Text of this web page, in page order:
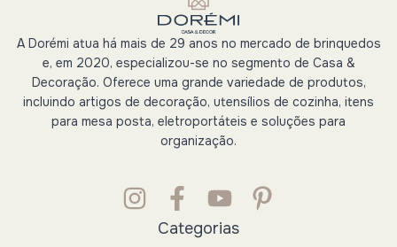
A Dorémi atua há mais de 29 anos no mercado de brinquedos
e, em 2020, especializou-se no segmento de Casa &
Decoração. Oferece uma grande variedade de produtos,
incluindo artigos de decoração, utensílios de cozinha, itens
para mesa posta, eletroportáteis e soluções para
organização.
Categorias